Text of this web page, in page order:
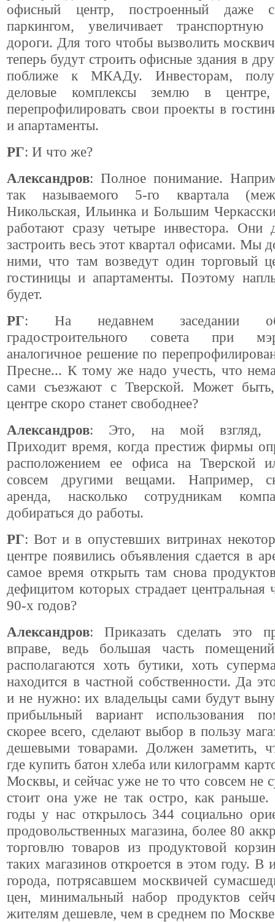
офисный центр, построенный даже
паркингом, увеличивает
дороги. Для того чтобы вызволить
теперь будут строить офисные здания в
поближе к МКАДу. Инвесторам,
деловые комплексы землю в центре,
перепрофилировать свои проекты в
и апартаменты.
РГ: И что же?
Александров: Полное понимание.
так называемого 5-го квартала
Никольская, Ильинка и Большим
работают сразу четыре инвестора.
застроить весь этот квартал офисами. Мы
ними, что там возведут один торговый
гостиницы и апартаменты. Поэтому
будет.
РГ: На недавнем заседании
градостроительного совета при
аналогичное решение по
Пресне... К тому же надо учесть, что
сами съезжают с Тверской. Может
центре скоро станет свободнее?
Александров: Это, на мой взгляд,
Приходит время, когда престиж фирмы
расположением ее офиса на Тверской
совсем другими вещами. Например,
аренда, насколько сотрудникам
добираться до работы.
РГ: Вот и в опустевших витринах
центре появились объявления сдается в
самое время открыть там снова
дефицитом которых страдает центральная
90-х годов?
Александров: Приказать сделать это
вправе, ведь большая часть
располагаются хоть бутики, хоть
находится в частной собственности. Да
и не нужно: их владельцы сами будут
прибыльный вариант использования
скорее всего, сделают выбор в пользу
дешевыми товарами. Должен заметить,
где купить батон хлеба или килограмм
Москвы, и сейчас уже не то что совсем не
стоит она уже не так остро, как раньше.
годы у нас открылось 344 социально
продовольственных магазина, более 80
торговлю товаров из продуктовой
таких магазинов откроется в этом году. В
города, потрясавшем москвичей
цен, минимальный набор продуктов
жителям дешевле, чем в среднем по